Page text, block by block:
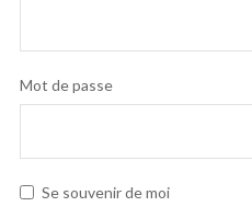
Mot de passe
Se souvenir de moi